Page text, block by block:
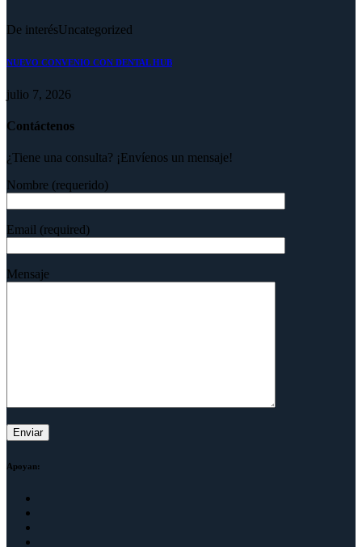
De interésUncategorized
NUEVO CONVENIO CON DENTAL HUB
julio 7, 2026
Contáctenos
¿Tiene una consulta? ¡Envíenos un mensaje!
Nombre (requerido)
Email (required)
Mensaje
Apoyan: